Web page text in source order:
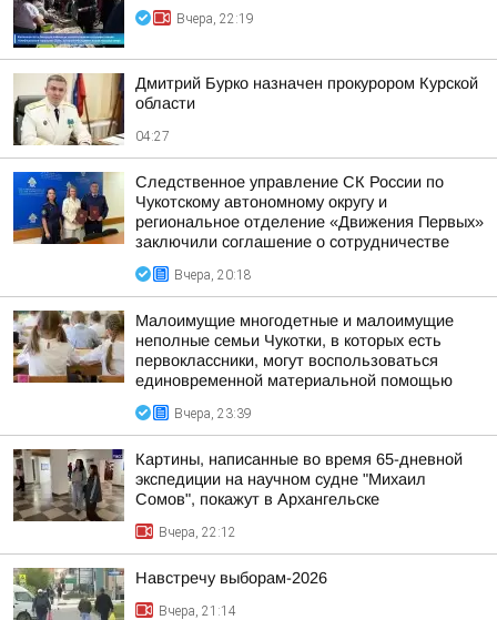
Вчера, 22:19
Дмитрий Бурко назначен прокурором Курской
области
04:27
Следственное управление СК России по
Чукотскому автономному округу и
региональное отделение «Движения Первых»
заключили соглашение о сотрудничестве
Вчера, 20:18
Малоимущие многодетные и малоимущие
неполные семьи Чукотки, в которых есть
первоклассники, могут воспользоваться
единовременной материальной помощью
Вчера, 23:39
Картины, написанные во время 65-дневной
экспедиции на научном судне "Михаил
Сомов", покажут в Архангельске
Вчера, 22:12
Навстречу выборам-2026
Вчера, 21:14